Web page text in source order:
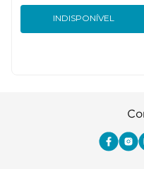
INDISPONÍVEL